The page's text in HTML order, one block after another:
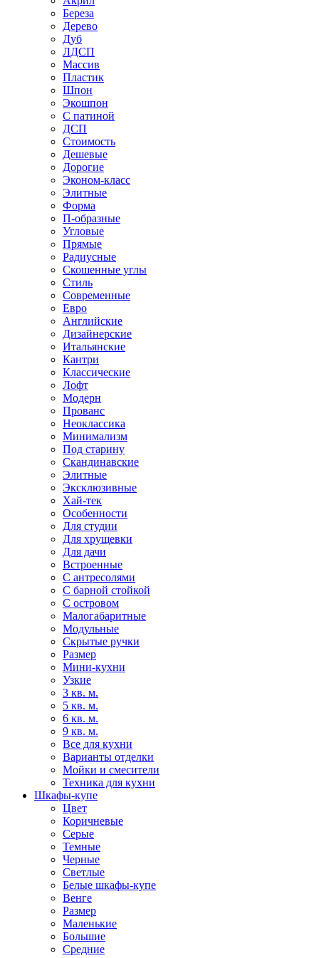
Береза
Дерево
Дуб
ЛДСП
Массив
Пластик
Шпон
Экошпон
С патиной
ДСП
Стоимость
Дешевые
Дорогие
Эконом-класс
Элитные
Форма
П-образные
Угловые
Прямые
Радиусные
Скошенные углы
Стиль
Современные
Евро
Английские
Дизайнерские
Итальянские
Кантри
Классические
Лофт
Модерн
Прованс
Неоклассика
Минимализм
Под старину
Скандинавские
Элитные
Эксклюзивные
Хай-тек
Особенности
Для студии
Для хрущевки
Для дачи
Встроенные
С антресолями
С барной стойкой
С островом
Малогабаритные
Модульные
Скрытые ручки
Размер
Мини-кухни
Узкие
3 кв. м.
5 кв. м.
6 кв. м.
9 кв. м.
Все для кухни
Варианты отделки
Мойки и смесители
Техника для кухни
Шкафы-купе
Цвет
Коричневые
Серые
Темные
Черные
Светлые
Белые шкафы-купе
Венге
Размер
Маленькие
Большие
Средние